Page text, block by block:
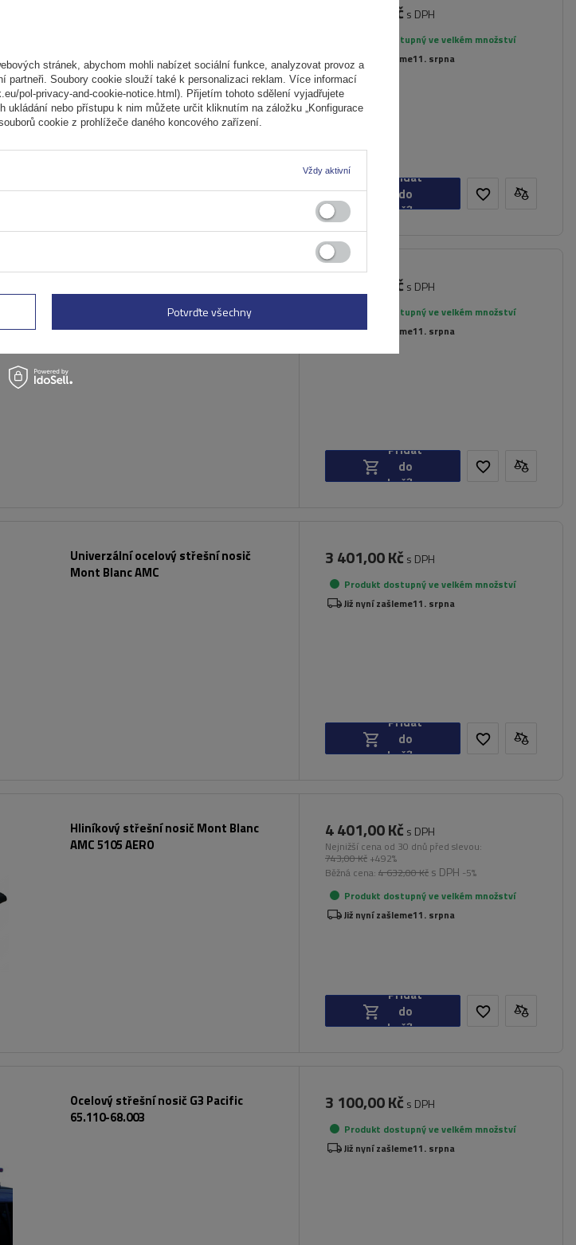
3 335,00 Kč s DPH
Produkt dostupný ve velkém množství
Již nyní zašleme11. srpna
Přidat
do
košíku
AMC 5105-A43
4 341,00 Kč s DPH
Produkt dostupný ve velkém množství
Již nyní zašleme11. srpna
Přidat
do
košíku
Univerzální ocelový střešní nosič
Mont Blanc AMC
3 401,00 Kč s DPH
Produkt dostupný ve velkém množství
Již nyní zašleme11. srpna
Přidat
do
košíku
Hliníkový střešní nosič Mont Blanc
AMC 5105 AERO
4 401,00 Kč s DPH
Nejnižší cena od 30 dnů před slevou:
743,00 Kč +492%
Běžná cena: 4 632,00 Kč s DPH -5%
Produkt dostupný ve velkém množství
Již nyní zašleme11. srpna
Přidat
do
košíku
Ocelový střešní nosič G3 Pacific
65.110-68.003
3 100,00 Kč s DPH
Produkt dostupný ve velkém množství
Již nyní zašleme11. srpna
stránek, abychom mohli nabízet sociální funkce, analyzovat provoz a
partneři. Soubory cookie slouží také k personalizaci reklam. Více informací
pol-privacy-and-cookie-notice.html). Přijetím tohoto sdělení vyjadřujete
nebo přístupu k nim můžete určit kliknutím na záložku „Konfigurace
cookie z prohlížeče daného koncového zařízení.
Vždy aktivní
Potvrďte všechny